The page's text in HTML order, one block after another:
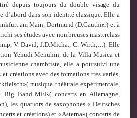
depuis toujours du double visage du
d’abord dans son identité classique. Elle a
am Main, Dortmund (D.Gauthier) et à
ses études avec nombreuses masterclass
V. David, J.D.Michat, C. Wirth,…). Elle
Yehudi Menuhin, de la Villa Musica et
chambriste, elle a poursuivi une
créations avec des formations très variés,
musique théâtrale expérimentale,
Big Band MEK( concerts en Allemagne,
les quatuors de saxophones « Deutsches
et créations) et «Aeterna»( concerts de